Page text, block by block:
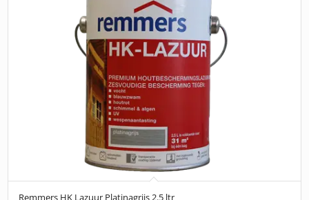
Remmers HK Lazuur Platinagrijs 2.5 ltr